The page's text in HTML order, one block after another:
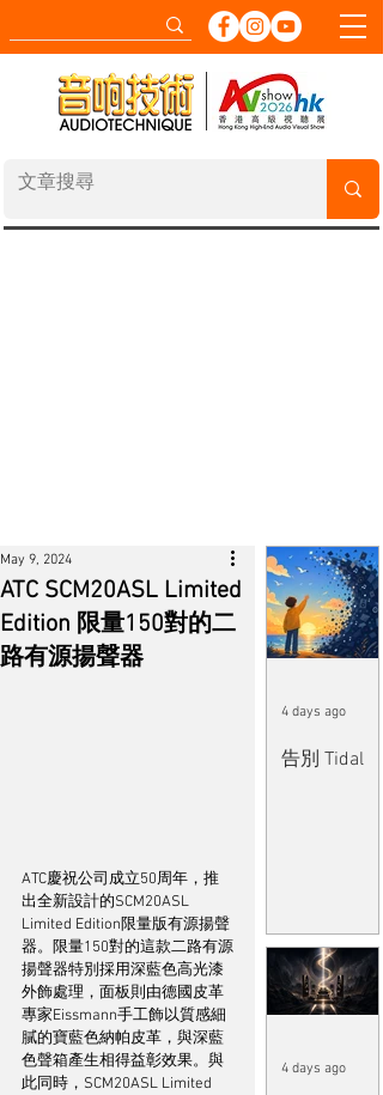
ATC SCM20ASL Limited
Edition 限量150對的二
路有源揚聲器
May 9, 2024
ATC慶祝公司成立50周年，推
出全新設計的SCM20ASL
Limited Edition限量版有源揚聲
器。限量150對的這款二路有源
揚聲器特別採用深藍色高光漆
外飾處理，面板則由德國皮革
專家Eissmann手工飾以質感細
膩的寶藍色納帕皮革，與深藍
色聲箱產生相得益彰效果。與
此同時，SCM20ASL Limited
告別 Tidal
4 days ago
4 days ago